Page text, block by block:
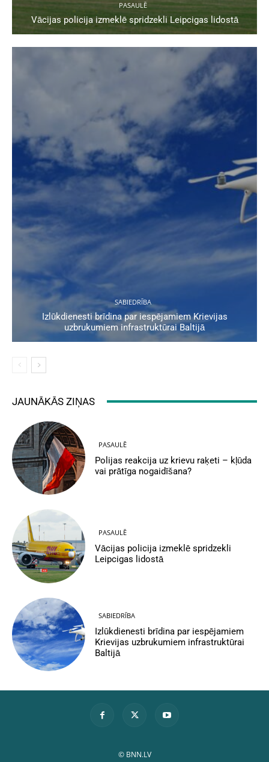
PASAULĒ
Vācijas policija izmeklē spridzekli Leipcigas lidostā
SABIEDRĪBA
Izlūkdienesti brīdina par iespējamiem Krievijas
uzbrukumiem infrastruktūrai Baltijā
JAUNĀKĀS ZIŅAS
PASAULĒ
Polijas reakcija uz krievu raķeti – kļūda
vai prātīga nogaidīšana?
PASAULĒ
Vācijas policija izmeklē spridzekli
Leipcigas lidostā
SABIEDRĪBA
Izlūkdienesti brīdina par iespējamiem
Krievijas uzbrukumiem infrastruktūrai
Baltijā
© BNN.LV